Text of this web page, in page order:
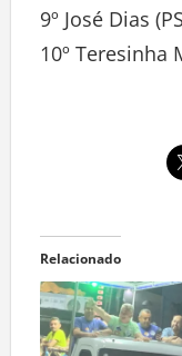
9º José Dias
10º Teresinha
Relacionado